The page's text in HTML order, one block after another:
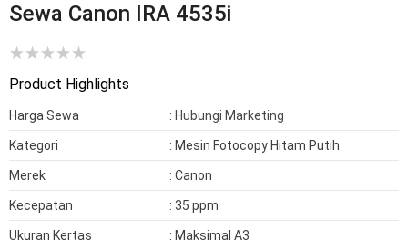
Sewa Canon IRA 4535i
Product Highlights
Harga Sewa : Hubungi Marketing
Kategori : Mesin Fotocopy Hitam Putih
Merek : Canon
Kecepatan : 35 ppm
Ukuran Kertas : Maksimal A3